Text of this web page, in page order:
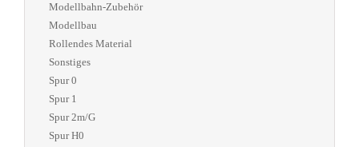
Modellbahn-Zubehör
Modellbau
Rollendes Material
Sonstiges
Spur 0
Spur 1
Spur 2m/G
Spur H0